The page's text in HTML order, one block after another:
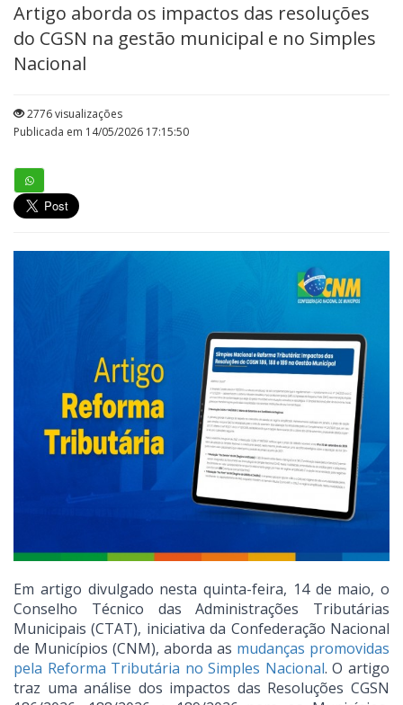
Artigo aborda os impactos das resoluções
do CGSN na gestão municipal e no Simples
Nacional
2776 visualizações
Publicada em 14/05/2026 17:15:50
Em artigo divulgado nesta quinta-feira, 14 de maio, o
Conselho Técnico das Administrações Tributárias
Municipais (CTAT), iniciativa da Confederação Nacional
de Municípios (CNM), aborda as mudanças promovidas
pela Reforma Tributária no Simples Nacional. O artigo
traz uma análise dos impactos das Resoluções CGSN